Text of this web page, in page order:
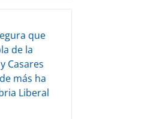
que
de la
Casares
más ha
Liberal